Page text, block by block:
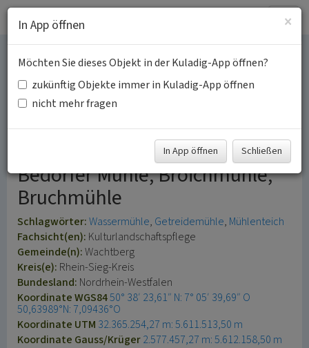
Broicher Mühle mit
Mühlteich und
Mühlengraben
Bedorfer Mühle, Broichmühle,
Bruchmühle
Schlagwörter:Wassermühle Getreidemühle Mühlenteich
Fachsicht(en): Kulturlandschaftspflege
Gemeinde(n):Wachtberg
Kreis(e): Rhein-Sieg-Kreis
Bundesland: Nordrhein-Westfalen
Koordinate WGS8450° 38′ 23,61″ N: 7° 05′ 39,69″ O
50,63989°N: 7,09436°O
Koordinate UTM 32.365.254,27 m: 5.611.513,50 m
Koordinate Gauss/Krüger2.577.457,27 m: 5.612.158,50 m
×
In App öffnen
Möchten Sie dieses Objekt in der Kuladig-App öffnen?
zukünftig Objekte immer in Kuladig-App öffnen
nicht mehr fragen
In App öffnen Schließen